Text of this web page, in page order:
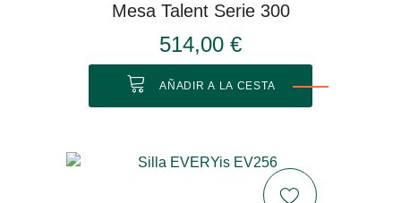
Mesa Talent Serie 300
514,00 €
AÑADIR A LA CESTA